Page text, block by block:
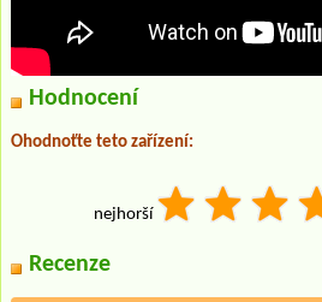
Hodnocení
Ohodnoťte teto zařízení:
nejhorší
Recenze